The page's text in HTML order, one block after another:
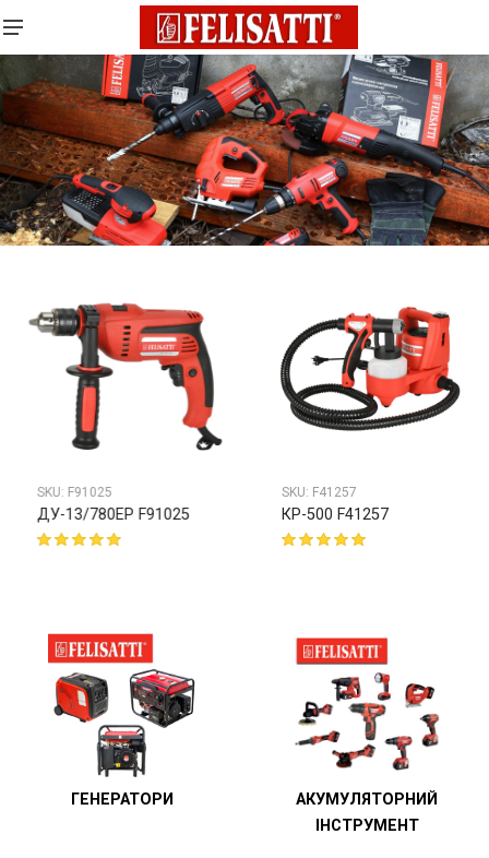
SKU:F91025
ДУ-13/780ЕР F91025
SKU:F41257
КР-500 F41257
ГЕНЕРАТОРИ
АКУМУЛЯТОРНИЙ
ІНСТРУМЕНТ